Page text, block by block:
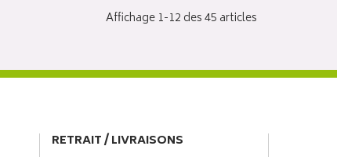
Affichage 1-12 des 45 articles
RETRAIT / LIVRAISONS